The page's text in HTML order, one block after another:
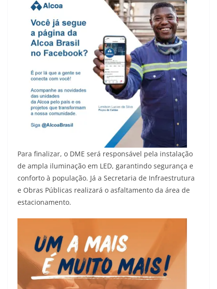
Para finalizar, o DME será responsável pela instalação
de ampla iluminação em LED, garantindo segurança e
conforto à população. Já a Secretaria de Infraestrutura
e Obras Públicas realizará o asfaltamento da área de
estacionamento.